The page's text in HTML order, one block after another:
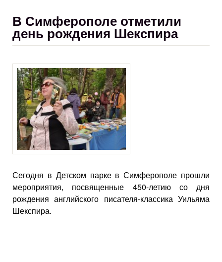
В Симферополе отметили
день рождения Шекспира
Сегодня в Детском парке в Симферополе прошли
мероприятия, посвященные 450-летию со дня
рождения английского писателя-классика Уильяма
Шекспира.